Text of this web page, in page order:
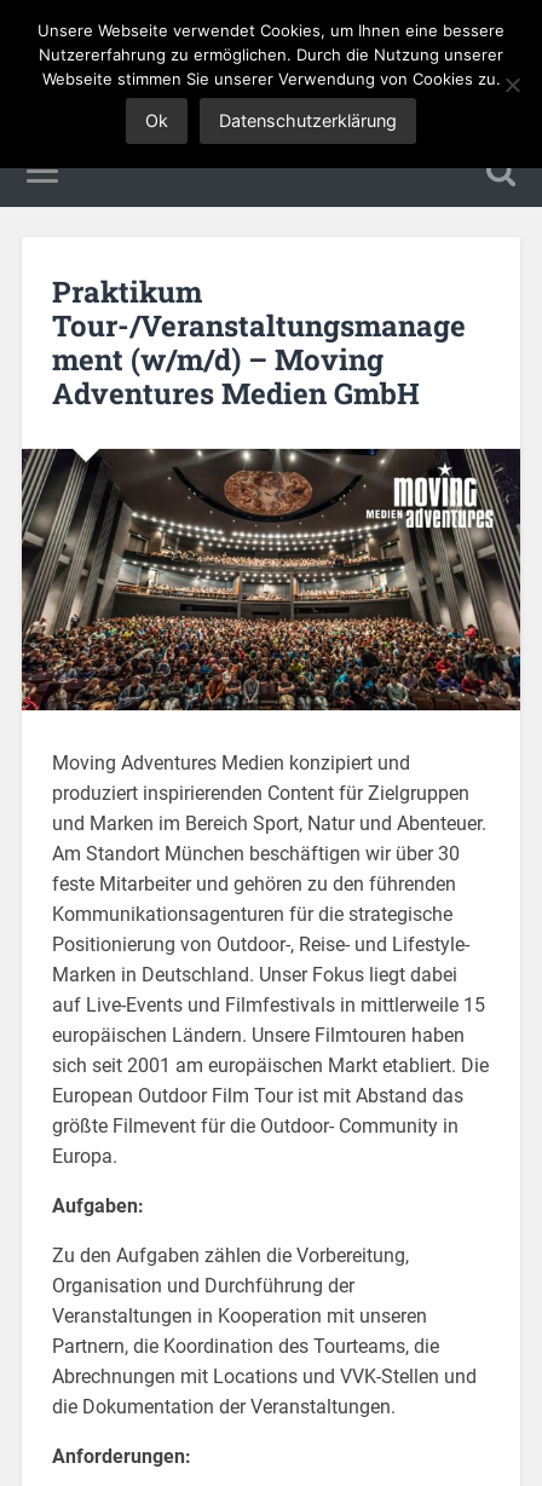
Tourismus Jobs
Praktikum
Tour-/Veranstaltungsmanage
ment (w/m/d) – Moving
Adventures Medien GmbH
Moving Adventures Medien konzipiert und
produziert inspirierenden Content für Zielgruppen
und Marken im Bereich Sport, Natur und Abenteuer.
Am Standort München beschäftigen wir über 30
feste Mitarbeiter und gehören zu den führenden
Kommunikationsagenturen für die strategische
Positionierung von Outdoor-, Reise- und Lifestyle-
Marken in Deutschland. Unser Fokus liegt dabei
auf Live-Events und Filmfestivals in mittlerweile 15
europäischen Ländern. Unsere Filmtouren haben
sich seit 2001 am europäischen Markt etabliert. Die
European Outdoor Film Tour ist mit Abstand das
größte Filmevent für die Outdoor- Community in
Europa.
Aufgaben:
Zu den Aufgaben zählen die Vorbereitung,
Organisation und Durchführung der
Veranstaltungen in Kooperation mit unseren
Partnern, die Koordination des Tourteams, die
Abrechnungen mit Locations und VVK-Stellen und
die Dokumentation der Veranstaltungen.
Anforderungen:
Unsere Webseite verwendet Cookies, um Ihnen eine bessere
Nutzererfahrung zu ermöglichen. Durch die Nutzung unserer
Webseite stimmen Sie unserer Verwendung von Cookies zu.
Ok Datenschutzerklärung